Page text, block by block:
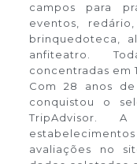
campos para
eventos,
brinquedoteca,
anfiteatro.
concentradas em
Com 28 anos
conquistou o
TripAdvisor.
avaliações no